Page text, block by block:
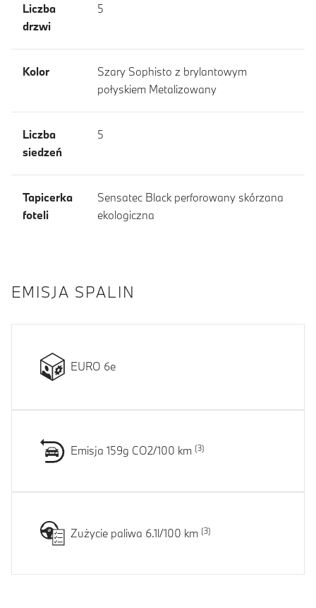
Liczba
drzwi
5
Kolor
Szary Sophisto z brylantowym
połyskiem Metalizowany
Liczba
siedzeń
5
Tapicerka
foteli
Sensatec Black perforowany skórzana
ekologiczna
EMISJA SPALIN
EURO 6e
Emisja 159g CO2/100 km
Zużycie paliwa 6.1l/100 km